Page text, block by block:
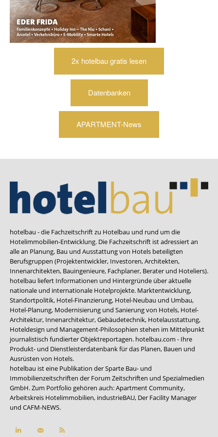
2x hotelbau gratis lesen
Datenbanken
APARTMENT-News
hotelbau - die Fachzeitschrift zu Hotelbau und rund um die
Hotelimmobilien-Entwicklung. Die Fachzeitschrift ist adressiert an
alle an Planung, Bau und Ausstattung von Hotels beteiligten
Berufsgruppen (Projektentwickler, Investoren, Architekten,
Innenarchitekten, Bauingenieure, Fachplaner, Berater und Hoteliers).
hotelbau liefert Informationen und Hintergründe über aktuelle
nationale und internationale Hotelprojekte. Marktentwicklung,
Standortpolitik, Hotel-Finanzierung, Hotel-Neubau und Umbau,
Hotel-Planung, Modernisierung und Sanierung von Hotels, Hotel-
Architektur, Innenarchitektur, Gebäudetechnik, Hotelausstattung,
Hoteldesign und Management-Philosophien stehen im Mittelpunkt
journalistisch fundierter Objektreportagen. hotelbau.com - Ihre
Produkt- und Dienstleisterdatenbank für das Planen, Bauen und
Ausrüsten von Hotels.
hotelbau ist eine Publikation der Sparte Bau- und
Immobilienzeitschriften der Forum Zeitschriften und Spezialmedien
GmbH. Zum Portfolio gehören auch:Apartment Community,
Arbeitskreis Hotelimmobilien, industrieBAU, Der Facility Manager
und CAFM-NEWS.